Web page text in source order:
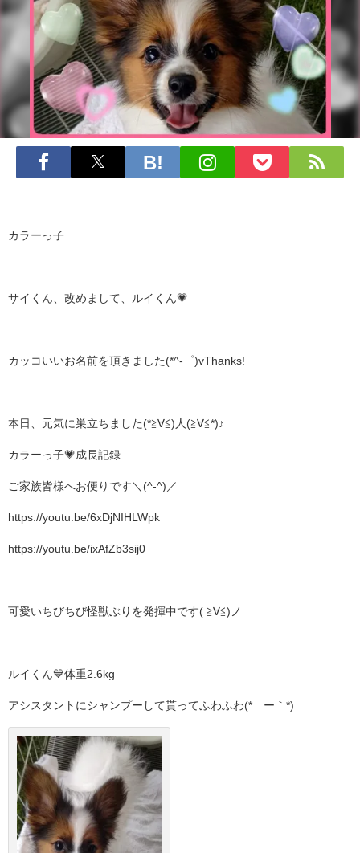
カラーっ子
サイくん、改めまして、ルイくん💗
カッコいいお名前を頂きました(*^-゜)vThanks!
本日、元気に巣立ちました(*≧∀≦)人(≧∀≦*)♪
カラーっ子💗成長記録
ご家族皆様へお便りです＼(^-^)／
https://youtu.be/6xDjNIHLWpk
https://youtu.be/ixAfZb3sij0
可愛いちびちび怪獣ぶりを発揮中です( ≧∀≦)ノ
ルイくん💙体重2.6kg
アシスタントにシャンプーして貰ってふわふわ(*´ー｀*)